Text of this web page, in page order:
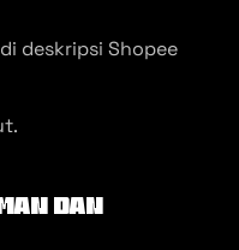
deskripsi Shopee
dan